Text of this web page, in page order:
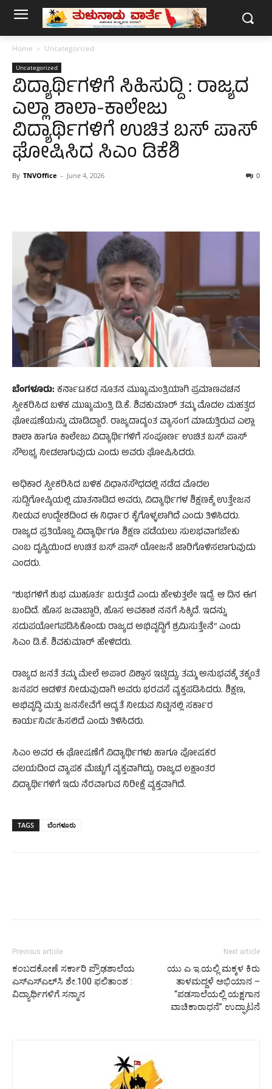
Home Uncategorized
Uncategorized
ವಿದ್ಯಾರ್ಥಿಗಳಿಗೆ ಸಿಹಿಸುದ್ದಿ : ರಾಜ್ಯದ
ಎಲ್ಲಾ ಶಾಲಾ-ಕಾಲೇಜು
ವಿದ್ಯಾರ್ಥಿಗಳಿಗೆ ಉಚಿತ ಬಸ್ ಪಾಸ್
ಘೋಷಿಸಿದ ಸಿಎಂ ಡಿಕೆಶಿ
By TNVOffice - June 4, 2026 0
ಬೆಂಗಳೂರು: ಕರ್ನಾಟಕದ ನೂತನ ಮುಖ್ಯಮಂತ್ರಿಯಾಗಿ ಪ್ರಮಾಣವಚನ
ಸ್ವೀಕರಿಸಿದ ಬಳಿಕ ಮುಖ್ಯಮಂತ್ರಿ ಡಿ.ಕೆ. ಶಿವಕುಮಾರ್ ತಮ್ಮ ಮೊದಲ ಮಹತ್ವದ
ಘೋಷಣೆಯನ್ನು ಮಾಡಿದ್ದಾರೆ. ರಾಜ್ಯದಾದ್ಯಂತ ವ್ಯಾಸಂಗ ಮಾಡುತ್ತಿರುವ ಎಲ್ಲಾ
ಶಾಲಾ ಹಾಗೂ ಕಾಲೇಜು ವಿದ್ಯಾರ್ಥಿಗಳಿಗೆ ಸಂಪೂರ್ಣ ಉಚಿತ ಬಸ್ ಪಾಸ್
ಸೌಲಭ್ಯ ನೀಡಲಾಗುವುದು ಎಂದು ಅವರು ಘೋಷಿಸಿದರು.
ಅಧಿಕಾರ ಸ್ವೀಕರಿಸಿದ ಬಳಿಕ ವಿಧಾನಸೌಧದಲ್ಲಿ ನಡೆದ ಮೊದಲ
ಸುದ್ದಿಗೋಷ್ಠಿಯಲ್ಲಿ ಮಾತನಾಡಿದ ಅವರು, ವಿದ್ಯಾರ್ಥಿಗಳ ಶಿಕ್ಷಣಕ್ಕೆ ಉತ್ತೇಜನ
ನೀಡುವ ಉದ್ದೇಶದಿಂದ ಈ ನಿರ್ಧಾರ ಕೈಗೊಳ್ಳಲಾಗಿದೆ ಎಂದು ತಿಳಿಸಿದರು.
ರಾಜ್ಯದ ಪ್ರತಿಯೊಬ್ಬ ವಿದ್ಯಾರ್ಥಿಗೂ ಶಿಕ್ಷಣ ಪಡೆಯಲು ಸುಲಭವಾಗಬೇಕು
ಎಂಬ ದೃಷ್ಟಿಯಿಂದ ಉಚಿತ ಬಸ್ ಪಾಸ್ ಯೋಜನೆ ಜಾರಿಗೊಳಿಸಲಾಗುವುದು
ಎಂದರು.
“ಶುಭಗಳಿಗೆ ಶುಭ ಮುಹೂರ್ತ ಬರುತ್ತದೆ ಎಂದು ಹೇಳುತ್ತಲೇ ಇದ್ದೆ. ಆ ದಿನ ಈಗ
ಬಂದಿದೆ. ಹೊಸ ಜವಾಬ್ದಾರಿ, ಹೊಸ ಅವಕಾಶ ನನಗೆ ಸಿಕ್ಕಿದೆ. ಇದನ್ನು
ಸದುಪಯೋಗಪಡಿಸಿಕೊಂಡು ರಾಜ್ಯದ ಅಭಿವೃದ್ಧಿಗೆ ಶ್ರಮಿಸುತ್ತೇನೆ” ಎಂದು
ಸಿಎಂ ಡಿ.ಕೆ. ಶಿವಕುಮಾರ್ ಹೇಳಿದರು.
ರಾಜ್ಯದ ಜನತೆ ತಮ್ಮ ಮೇಲೆ ಅಪಾರ ವಿಶ್ವಾಸ ಇಟ್ಟಿದ್ದು, ತಮ್ಮ ಅನುಭವಕ್ಕೆ ತಕ್ಕಂತೆ
ಜನಪರ ಆಡಳಿತ ನೀಡುವುದಾಗಿ ಅವರು ಭರವಸೆ ವ್ಯಕ್ತಪಡಿಸಿದರು. ಶಿಕ್ಷಣ,
ಅಭಿವೃದ್ಧಿ ಮತ್ತು ಜನಸೇವೆಗೆ ಆದ್ಯತೆ ನೀಡುವ ನಿಟ್ಟಿನಲ್ಲಿ ಸರ್ಕಾರ
ಕಾರ್ಯನಿರ್ವಹಿಸಲಿದೆ ಎಂದು ತಿಳಿಸಿದರು.
ಸಿಎಂ ಅವರ ಈ ಘೋಷಣೆಗೆ ವಿದ್ಯಾರ್ಥಿಗಳು ಹಾಗೂ ಪೋಷಕರ
ವಲಯದಿಂದ ವ್ಯಾಪಕ ಮೆಚ್ಚುಗೆ ವ್ಯಕ್ತವಾಗಿದ್ದು, ರಾಜ್ಯದ ಲಕ್ಷಾಂತರ
ವಿದ್ಯಾರ್ಥಿಗಳಿಗೆ ಇದು ನೆರವಾಗುವ ನಿರೀಕ್ಷೆ ವ್ಯಕ್ತವಾಗಿದೆ.
TAGS ಬೆಂಗಳೂರು
Previous article
ಕಂಬದಕೋಣೆ ಸರ್ಕಾರಿ ಪ್ರೌಢಶಾಲೆಯ
ಎಸ್‌ಎಸ್‌ಎಲ್‌ಸಿ ಶೇ.100 ಫಲಿತಾಂಶ :
ವಿದ್ಯಾರ್ಥಿಗಳಿಗೆ ಸನ್ಮಾನ
Next article
ಯು ಎ ಇ.ಯಲ್ಲಿ ಮಕ್ಕಳ ಕಿರು
ತಾಳಮದ್ದಳೆ ಅಭಿಯಾನ –
“ಪಡಸಾಲೆಯಲ್ಲಿ ಯಕ್ಷಗಾನ
ವಾಚಿಕಾರಾಧನೆ” ಉದ್ಘಾಟನೆ